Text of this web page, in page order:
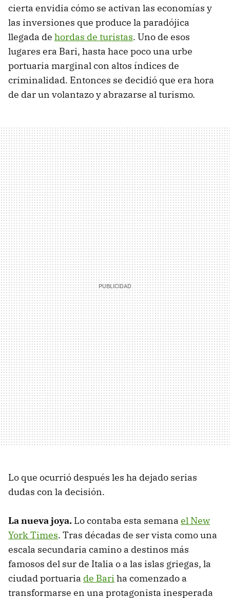
cierta envidia cómo se activan las economías y
las inversiones que produce la paradójica
llegada de hordas de turistas. Uno de esos
lugares era Bari, hasta hace poco una urbe
portuaria marginal con altos índices de
criminalidad. Entonces se decidió que era hora
de dar un volantazo y abrazarse al turismo.
Lo que ocurrió después les ha dejado serias
dudas con la decisión.
La nueva joya. Lo contaba esta semana el New
York Times. Tras décadas de ser vista como una
escala secundaria camino a destinos más
famosos del sur de Italia o a las islas griegas, la
ciudad portuaria de Bari ha comenzado a
transformarse en una protagonista inesperada